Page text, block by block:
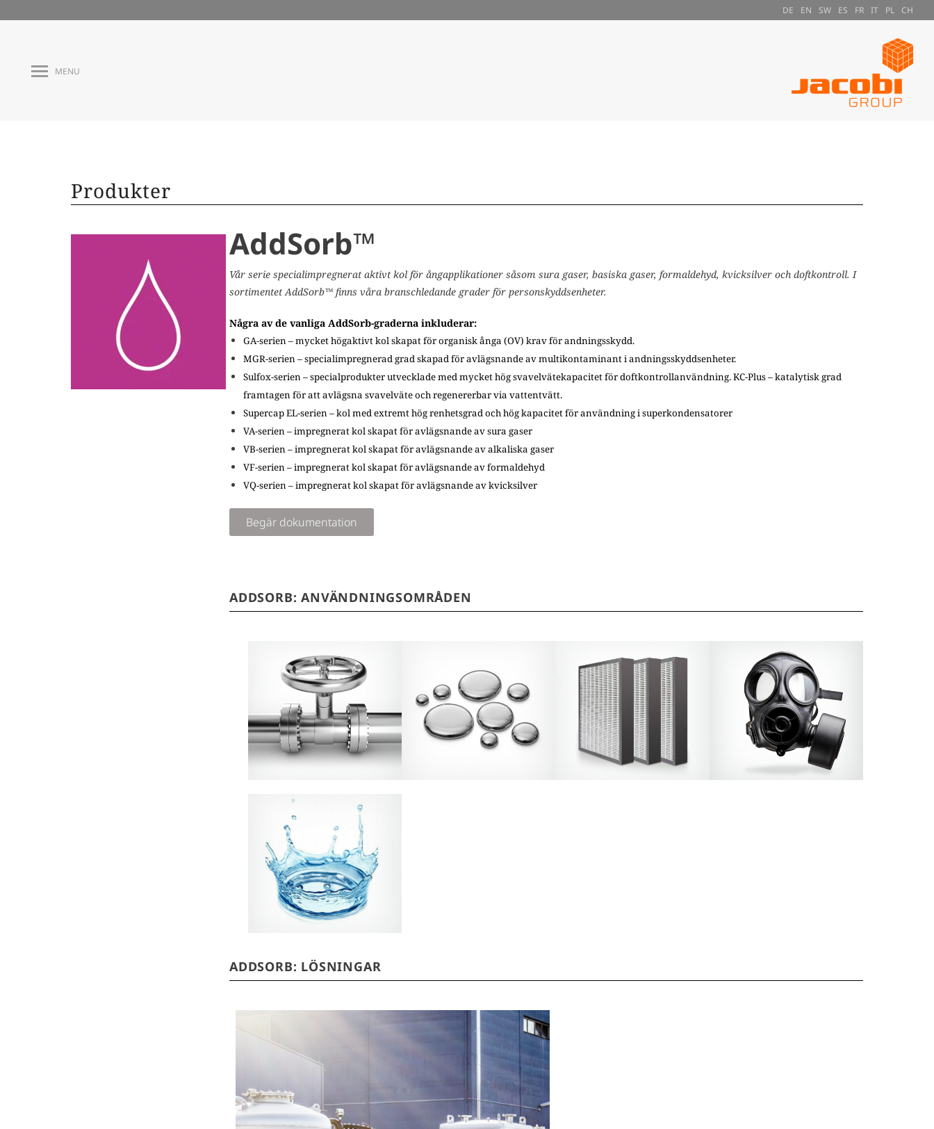
DE EN SW ES FR IT PL CH
MENU
Produkter
AddSorb™
Vår serie specialimpregnerat aktivt kol för ångapplikationer såsom sura gaser, basiska gaser, formaldehyd, kvicksilver och doftkontroll. I
sortimentet AddSorb™ finns våra branschledande grader för personskyddsenheter.
Några av de vanliga AddSorb-graderna inkluderar:
GA-serien – mycket högaktivt kol skapat för organisk ånga (OV) krav för andningsskydd.
MGR-serien – specialimpregnerad grad skapad för avlägsnande av multikontaminant i andningsskyddsenheter.
Sulfox-serien– specialprodukter utvecklade med mycket hög svavelvätekapacitet för doftkontrollanvändning. KC-Plus – katalytisk grad
framtagen för att avlägsna svavelväte och regenererbar via vattentvätt.
Supercap EL-serien – kol med extremt hög renhetsgrad och hög kapacitet för användning i superkondensatorer
VA-serien – impregnerat kol skapat för avlägsnande av sura gaser
VB-serien – impregnerat kol skapat för avlägsnande av alkaliska gaser
VF-serien – impregnerat kol skapat för avlägsnande av formaldehyd
VQ-serien – impregnerat kol skapat för avlägsnande av kvicksilver
Begär dokumentation
ADDSORB: ANVÄNDNINGSOMRÅDEN
Kontroll av lukter och föroreningar
från avfallsluftströmmar och även
som rening av processgaser för att
ta bort oönskade orenheter.
Behandling av rökgasutsläpp från
avfallsförbränningsanläggningar,
kraftverk och andra källor för
kvicksilver- och dioxinkontroll.
Jacobi tillhandahåller aktivt kol till
tillverkare av kabinluftfilter.
Aktivt specialkol för andningsskydd
av industriell och militär grad och
även kollektiva skyddsenheter.
Ett av de mest effektiva sätten att
rena vatten är med aktivt kol. Dess
användning omfattar småskaligt
hemmabruk, såsom filter i kannor,
till vattenbehandling på kommunala
anläggningar i enorm skala.
ADDSORB: LÖSNINGAR